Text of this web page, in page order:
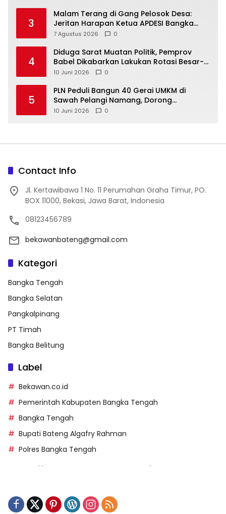
3
Malam Terang di Gang Pelosok Desa:
Jeritan Harapan Ketua APDESI Bangka
Tengah untuk PLN Babel
7 Agustus 2026 0
4
‎Diduga Sarat Muatan Politik, Pemprov
Babel Dikabarkan Lakukan Rotasi Besar-
10 Juni 2026 0
5
‎PLN Peduli Bangun 40 Gerai UMKM di
Sawah Pelangi Namang, Dorong
10 Juni 2026 0
Contact Info
Jl. Kertawibawa 1 No. 11 Perumahan Graha Timur, PO.
BOX 11000, Bekasi, Jawa Barat, Indonesia
08123456789
bekawanbateng@gmail.com
Kategori
Bangka Tengah
Bangka Selatan
Pangkalpinang
PT Timah
Bangka Belitung
Label
Bekawan.co.id
Pemerintah Kabupaten Bangka Tengah
Bangka Tengah
Bupati Bateng Algafry Rahman
Polres Bangka Tengah
https://kecsitim.sitarokab.go.id/